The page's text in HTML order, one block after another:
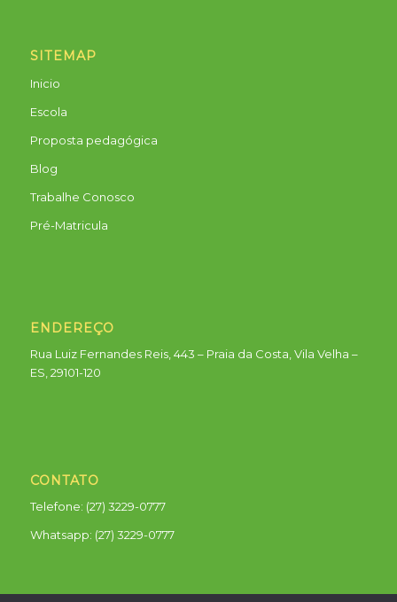
SITEMAP
Inicio
Escola
Proposta pedagógica
Blog
Trabalhe Conosco
Pré-Matricula
ENDEREÇO
Rua Luiz Fernandes Reis, 443 – Praia da Costa, Vila Velha –
ES, 29101-120
CONTATO
Telefone: (27) 3229-0777
Whatsapp: (27) 3229-0777